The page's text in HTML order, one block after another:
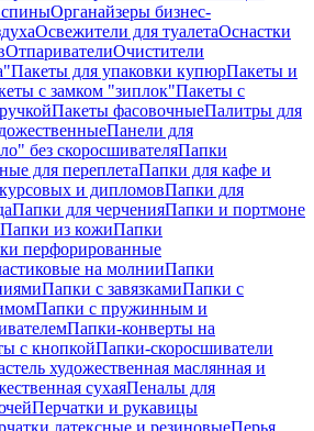
Органайзеры бизнес-
Освежители для туалетаОснастки
ОтпаривателиОчистители
Пакеты для упаковки купюрПакеты и
с замком "зиплок"Пакеты с
Пакеты фасовочныеПалитры для
Панели для
без скоросшивателяПапки
для переплетаПапки для кафе и
и дипломовПапки для
Папки для черченияПапки и портмоне
Папки из кожиПапки
перфорированные
на молнииПапки
Папки с завязкамиПапки с
Папки с пружинным и
Папки-конверты на
с кнопкойПапки-скоросшиватели
художественная маслянная и
сухаяПеналы для
Перчатки и рукавицы
латексные и резиновыеПерья